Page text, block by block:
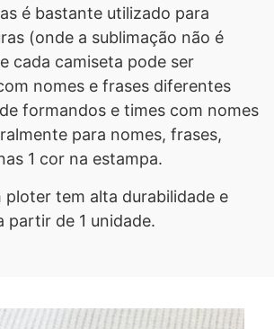
é bastante utilizado para
(onde a sublimação não é
cada camiseta pode ser
nomes e frases diferentes
formandos e times com nomes
para nomes, frases,
1 cor na estampa.
ploter tem alta durabilidade e
partir de 1 unidade.